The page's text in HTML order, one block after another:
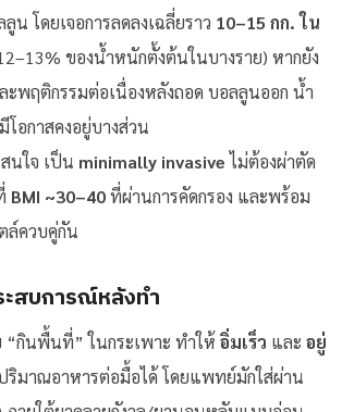
น โดยเจอการลดลงเฉลี่ยราว 10–15 กก. ใน
ของน้ำหนักตั้งต้นในบางราย) หากยัง
ะพฤติกรรมต่อเนื่องหลังถอด บอลลูนออก น้ำ
อกาสคงอยู่บางส่วน
นใจ เป็น minimally invasiveไม่ต้องผ่าตัด
BMI ~30–40ที่ผ่านการคัดกรอง และพร้อม
ล์ควบคู่กัน
สบการณ์หลังทำ
กินพื้นที่” ในกระเพาะ ทำให้ อิ่มเร็ว และ อยู่
ริมาณอาหารต่อมื้อได้ โดยแพทย์มักใส่ผ่าน